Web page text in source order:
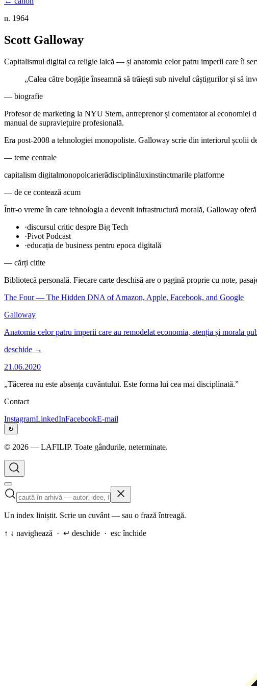
n. 1964
Scott Galloway
Capitalismul digital ca religie laică — și anatomia celor patru imperii care îi
„Calea către bogăție înseamnă să trăiești sub nivelul câștigurilor și să
— biografie
Profesor de marketing la NYU Stern, antreprenor și comentator al
manual de supraviețuire profesională.
Era post-2008 a tehnologiei monopoliste. Galloway scrie din interiorul școlii
— teme centrale
capitalism digitalmonopolcarierădisciplinăluxinstinctmarile platforme
— de ce contează acum
Într-o vreme în care tehnologia a devenit infrastructură morală, Galloway
·discursul critic despre Big Tech
·Pivot Podcast
·educația de business pentru epoca digitală
— cărți citite
Bibliotecă personală. Fiecare carte deschisă are o pagină proprie cu note,
The Four — The Hidden DNA of Amazon, Apple, Facebook, and Google
Galloway
Anatomia celor patru imperii care au remodelat economia, atenția și morala
deschide →
21.06.2020
„Tăcerea nu este absența cuvântului. Este forma lui cea mai disciplinată.”
Contact
InstagramLinkedInFacebookE-mail
↻
© 2026 — LAFILIP. Toate gândurile, neterminate.
Un index liniștit. Scrie un cuvânt — sau o frază întreagă.
↑ ↓ navighează · ↵ deschide · esc închide